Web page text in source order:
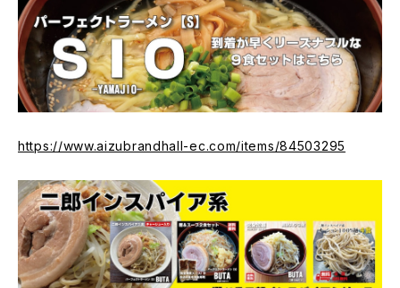
https://www.aizubrandhall-ec.com/items/84503295